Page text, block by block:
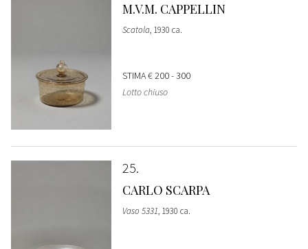
M.V.M. CAPPELLIN
Scatola, 1930 ca.
STIMA€ 200 - 300
Lotto chiuso
25
CARLO SCARPA
Vaso 5331, 1930 ca.